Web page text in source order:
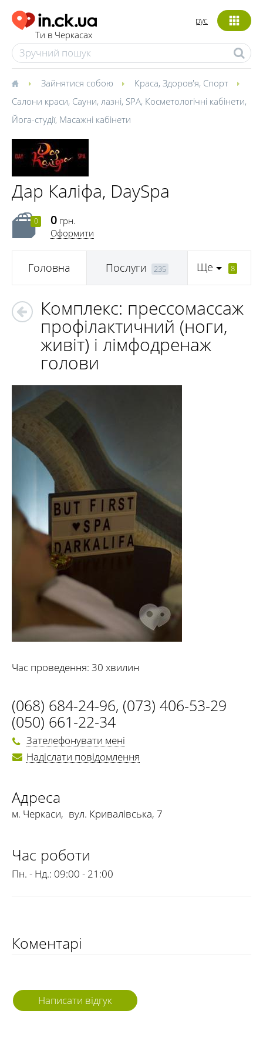
Ти в Черкасах
рус
Зайнятися собою Краса, Здоров'я, Спорт
Салони краси, Сауни, лазні, SPA, Косметологічні кабінети,
Йога-студії, Масажні кабінети
Дар Каліфа, DaySpa
0 0 грн.
Оформити
Головна Послуги 235 Ще 8
Комплекс: прессомассаж
профілактичний (ноги,
живіт) і лімфодренаж
голови
Час проведення: 30 хвилин
(068) 684-24-96, (073) 406-53-29
(050) 661-22-34
Зателефонувати мені
Надіслати повідомлення
Адреса
м. Черкаси, вул. Кривалівська, 7
Час роботи
Пн. - Нд.: 09:00 - 21:00
Коментарі
Написати відгук